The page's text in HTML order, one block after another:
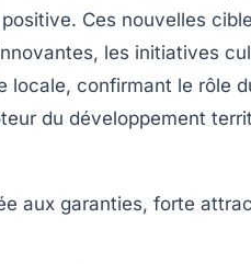
Ces nouvelles
les initiatives
locale, confirmant le rôle
du développement
aux garanties, forte